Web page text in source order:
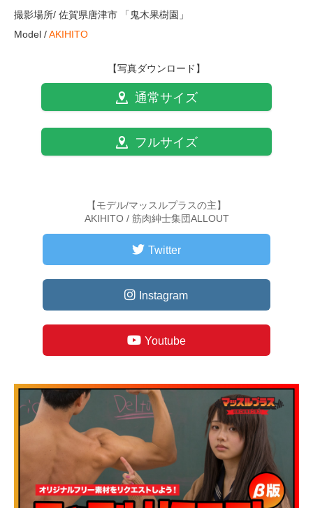
撮影場所/ 佐賀県唐津市 「鬼木果樹園」
Model /AKIHITO
【写真ダウンロード】
通常サイズ
フルサイズ
【モデル/マッスルプラスの主】
AKIHITO / 筋肉紳士集団ALLOUT
Twitter
Instagram
Youtube